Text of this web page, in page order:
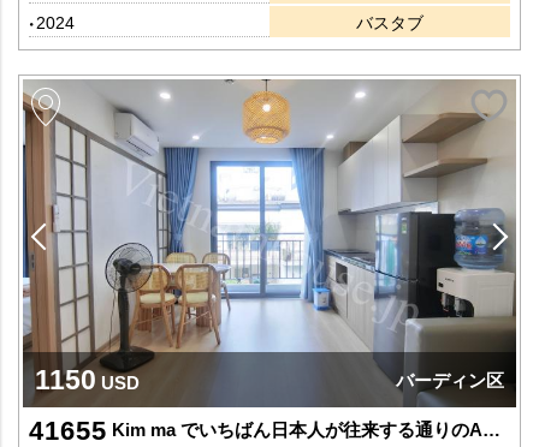
2024
バスタブ
1150 USD バーディン区
41655 Kim ma でいちばん日本人が往来する通りのAPTです